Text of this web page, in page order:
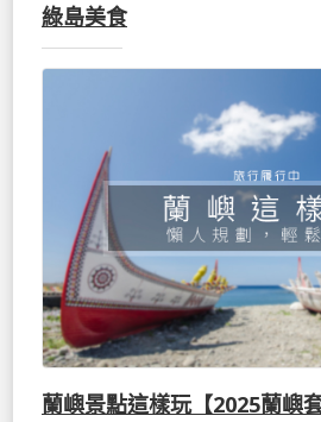
綠島美食
蘭嶼景點這樣玩【2025蘭嶼